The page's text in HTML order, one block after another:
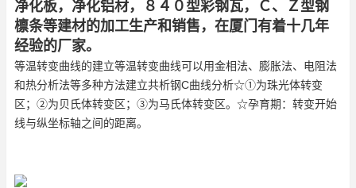
净化板，净化铝材，８４０型彩钢瓦，Ｃ、Ｚ型钢
檩条等建材的加工生产和销售，在厦门有着十几年
经验的厂家。
等温转变曲线的建立等温转变曲线可以用金相法、膨胀法、电阻法
和热分析法等多种方法建立共析钢C曲线分析☆①为珠光体转变
区；②为贝氏体转变区；③为马氏体转变区。☆孕育期：转变开始
线与纵坐标轴之间的距离。